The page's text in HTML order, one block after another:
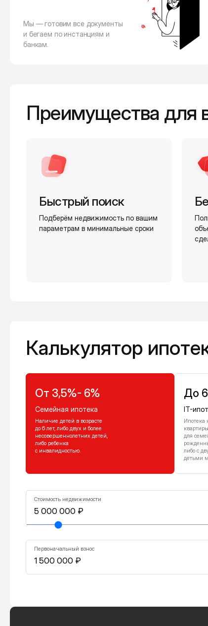
Мы — готовим все документы
и бегаем по инстанциям и
банкам.
Преимущества для
Быстрый поиск
Подберём недвижимость по вашим
параметрам в минимальные сроки
Калькулятор
От 3,5%- 6%
Семейная ипотека
Наличие детей в возрасте
до 6 лет, либо двух и более
несовершеннолетних детей,
либо ребенка
с инвалидностью.
До
IT-
Ипотека
для
либо с
детьми
Стоимость недвижимости
Первоначальный взнос